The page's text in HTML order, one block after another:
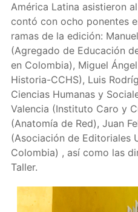
América Latina asistieron
contó con ocho ponentes
ramas de la edición:
(Agregado de Educación
en Colombia), Miguel
Historia-CCHS), Luis
Ciencias Humanas y
Valencia (Instituto Caro y
(Anatomía de Red), Juan
(Asociación de Editoriales
Colombia) , así como las
Taller.